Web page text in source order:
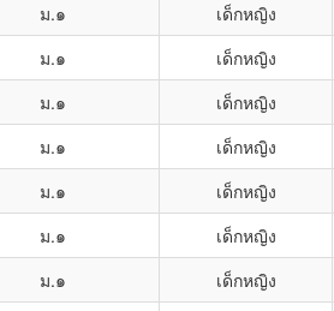
ม.๑ เด็กหญิง
ม.๑ เด็กหญิง
ม.๑ เด็กหญิง
ม.๑ เด็กหญิง
ม.๑ เด็กหญิง
ม.๑ เด็กหญิง
ม.๑ เด็กหญิง